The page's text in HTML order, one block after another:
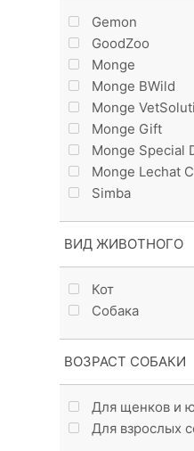
Gemon
GoodZoo
Monge
Monge BWild
Monge
Monge Gift
Monge Special
Monge Lechat
Simba
ВИД ЖИВОТНОГО
Кот
Собака
ВОЗРАСТ СОБАКИ
Для щенков и
Для взрослых